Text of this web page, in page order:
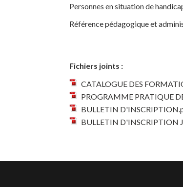
Personnes en situation de
Référence pédagogique et
Fichiers joints :
CATALOGUE DES
PROGRAMME PRATIQUE
BULLETIN
BULLETIN D'INSCRIPTION